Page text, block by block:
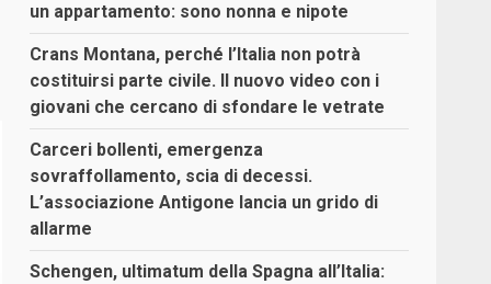
un appartamento: sono nonna e nipote
Crans Montana, perché l’Italia non potrà
costituirsi parte civile. Il nuovo video con i
giovani che cercano di sfondare le vetrate
Carceri bollenti, emergenza
sovraffollamento, scia di decessi.
L’associazione Antigone lancia un grido di
allarme
Schengen, ultimatum della Spagna all’Italia: